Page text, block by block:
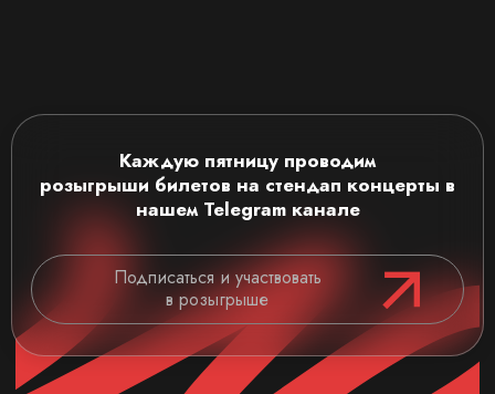
Каждую пятницу проводим
розыгрыши билетов на стендап концерты в
нашем Telegram канале
Подписаться и участвовать
в розыгрыше